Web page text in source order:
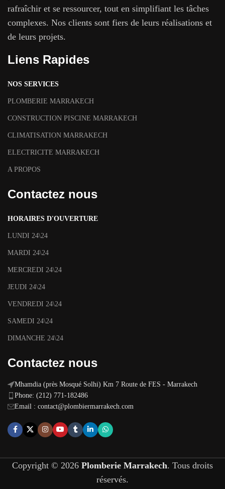
rafraîchir et se ressourcer, tout en simplifiant les tâches
complexes. Nos clients sont fiers de leurs réalisations et
de leurs projets.
Liens Rapides
NOS SERVICES
PLOMBERIE MARRAKECH
CONSTRUCTION PISCINE MARRAKECH
CLIMATISATION MARRAKECH
ELECTRICITE MARRAKECH
A PROPOS
Contactez nous
HORAIRES D'OUVERTURE
LUNDI 24\24
MARDI 24\24
MERCREDI 24\24
JEUDI 24\24
VENDREDI 24\24
SAMEDI 24\24
DIMANCHE 24\24
Contactez nous
Mhamdia (près Mosqué Solhi) Km 7 Route de FES - Marrakech
Phone: (212) 771-182486
Email : contact@plombiermarrakech.com
Copyright © 2026 Plomberie Marrakech. Tous droits
réservés.